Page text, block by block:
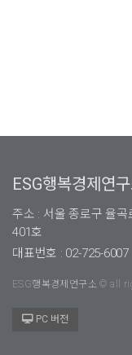
ESG행복경제연
주소 : 서울 종로구 율
401호
대표번호 : 02-725-6007
ESG행복경제연구소 © all
PC 버전